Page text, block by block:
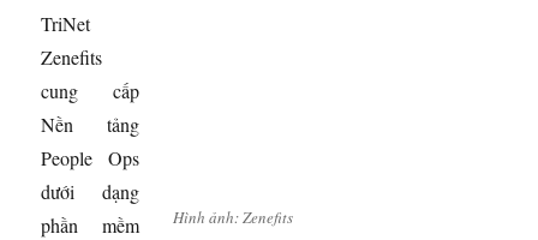
Hình ảnh: Zenefits
TriNet
Zenefits
cung cấp
Nền tảng
People Ops
dưới dạng
phần mềm